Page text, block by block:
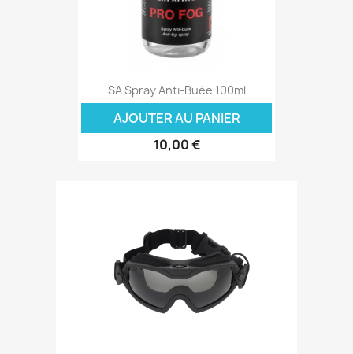
SA Spray Anti-Buée 100ml
AJOUTER AU PANIER
10,00 €